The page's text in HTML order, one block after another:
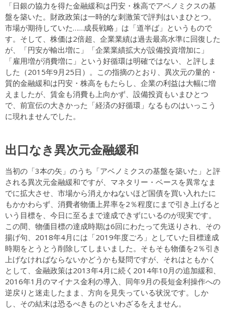
「日銀の協力を得た金融緩和は円安・株高でアベノミクスの基
盤を築いた。財政政策は一時的な刺激策で評判はいまひとつ。
市場が期待していた……成長戦略」は「道半ば」というもので
す。そして、株価は2倍超、企業業績は過去最高水準に回復した
が、「円安が輸出増に」「企業業績拡大が設備投資増加に」
「雇用増が消費増に」という好循環は明確ではない、と評しま
した（2015年9月25日）。この指摘のとおり、異次元の量的・
質的金融緩和は円安・株高をもたらし、企業の利益は大幅に増
えましたが、賃金も消費も上向かず、設備投資もいまひとつ
で、前宣伝の大きかった「経済の好循環」なるものはいっこう
に現れませんでした。
出口なき異次元金融緩和
当初の「3本の矢」のうち「アベノミクスの基盤を築いた」と評
される異次元金融緩和ですが、マネタリー・ベースを異常なま
でに拡大させ、市場から消えかねないほど国債を買い入れたに
もかかわらず、消費者物価上昇率を2％程度にまで引き上げると
いう目標を、今日に至るまで達成できずにいるのが現実です。
この間、物価目標の達成時期は6回にわたって先送りされ、その
揚げ句、2018年4月には「2019年度ごろ」としていた目標達成
時期をとうとう削除してしまいました。そもそも物価を2％引き
上げなければならないかどうかも疑問ですが、それはともかく
として、金融政策は2013年4月に続く2014年10月の追加緩和、
2016年1月のマイナス金利の導入、同年9月の長短金利操作への
逆戻りと迷走したまま、方向を見失っている状況です。しか
し、その結末は恐るべきものといわざるをえません。